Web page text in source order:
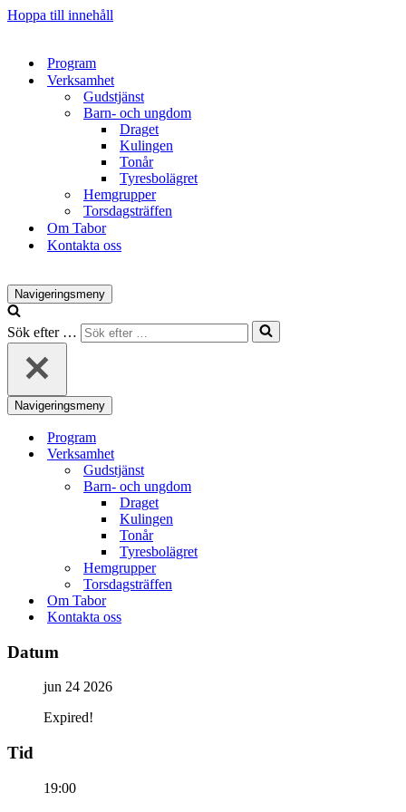
Hoppa till innehåll
Program
Verksamhet
Gudstjänst
Barn- och ungdom
Draget
Kulingen
Tonår
Tyresbolägret
Hemgrupper
Torsdagsträffen
Om Tabor
Kontakta oss
Navigeringsmeny
Sök efter …
Navigeringsmeny
Program
Verksamhet
Gudstjänst
Barn- och ungdom
Draget
Kulingen
Tonår
Tyresbolägret
Hemgrupper
Torsdagsträffen
Om Tabor
Kontakta oss
Datum
jun 24 2026
Expired!
Tid
19:00